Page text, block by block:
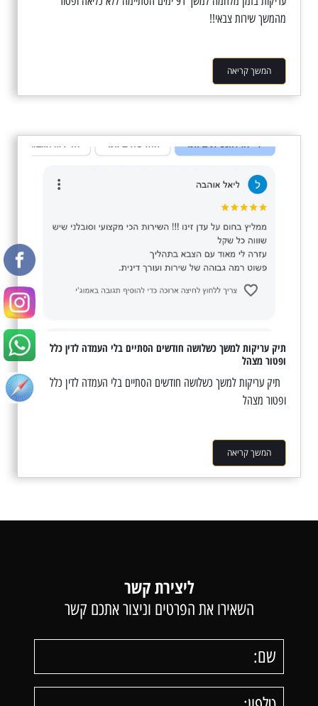
מהמשך שירות צבאי!!
המשך קריאה
תיק עריקות למשך כשלושה חודשים הסתיים בלי העמדה לדין כלל
ופטור מצהל
תיק עריקות למשך כשלושה חודשים הסתיים בלי העמדה לדין כלל
ופטור מצהל
המשך קריאה
ליצירת קשר
השאירו את הפרטים וניצור אתכם קשר